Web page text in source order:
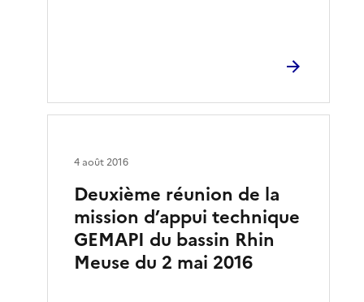
Deuxième réunion de la
mission d’appui technique
GEMAPI du bassin Rhin
Meuse du 2 mai 2016
4 août 2016